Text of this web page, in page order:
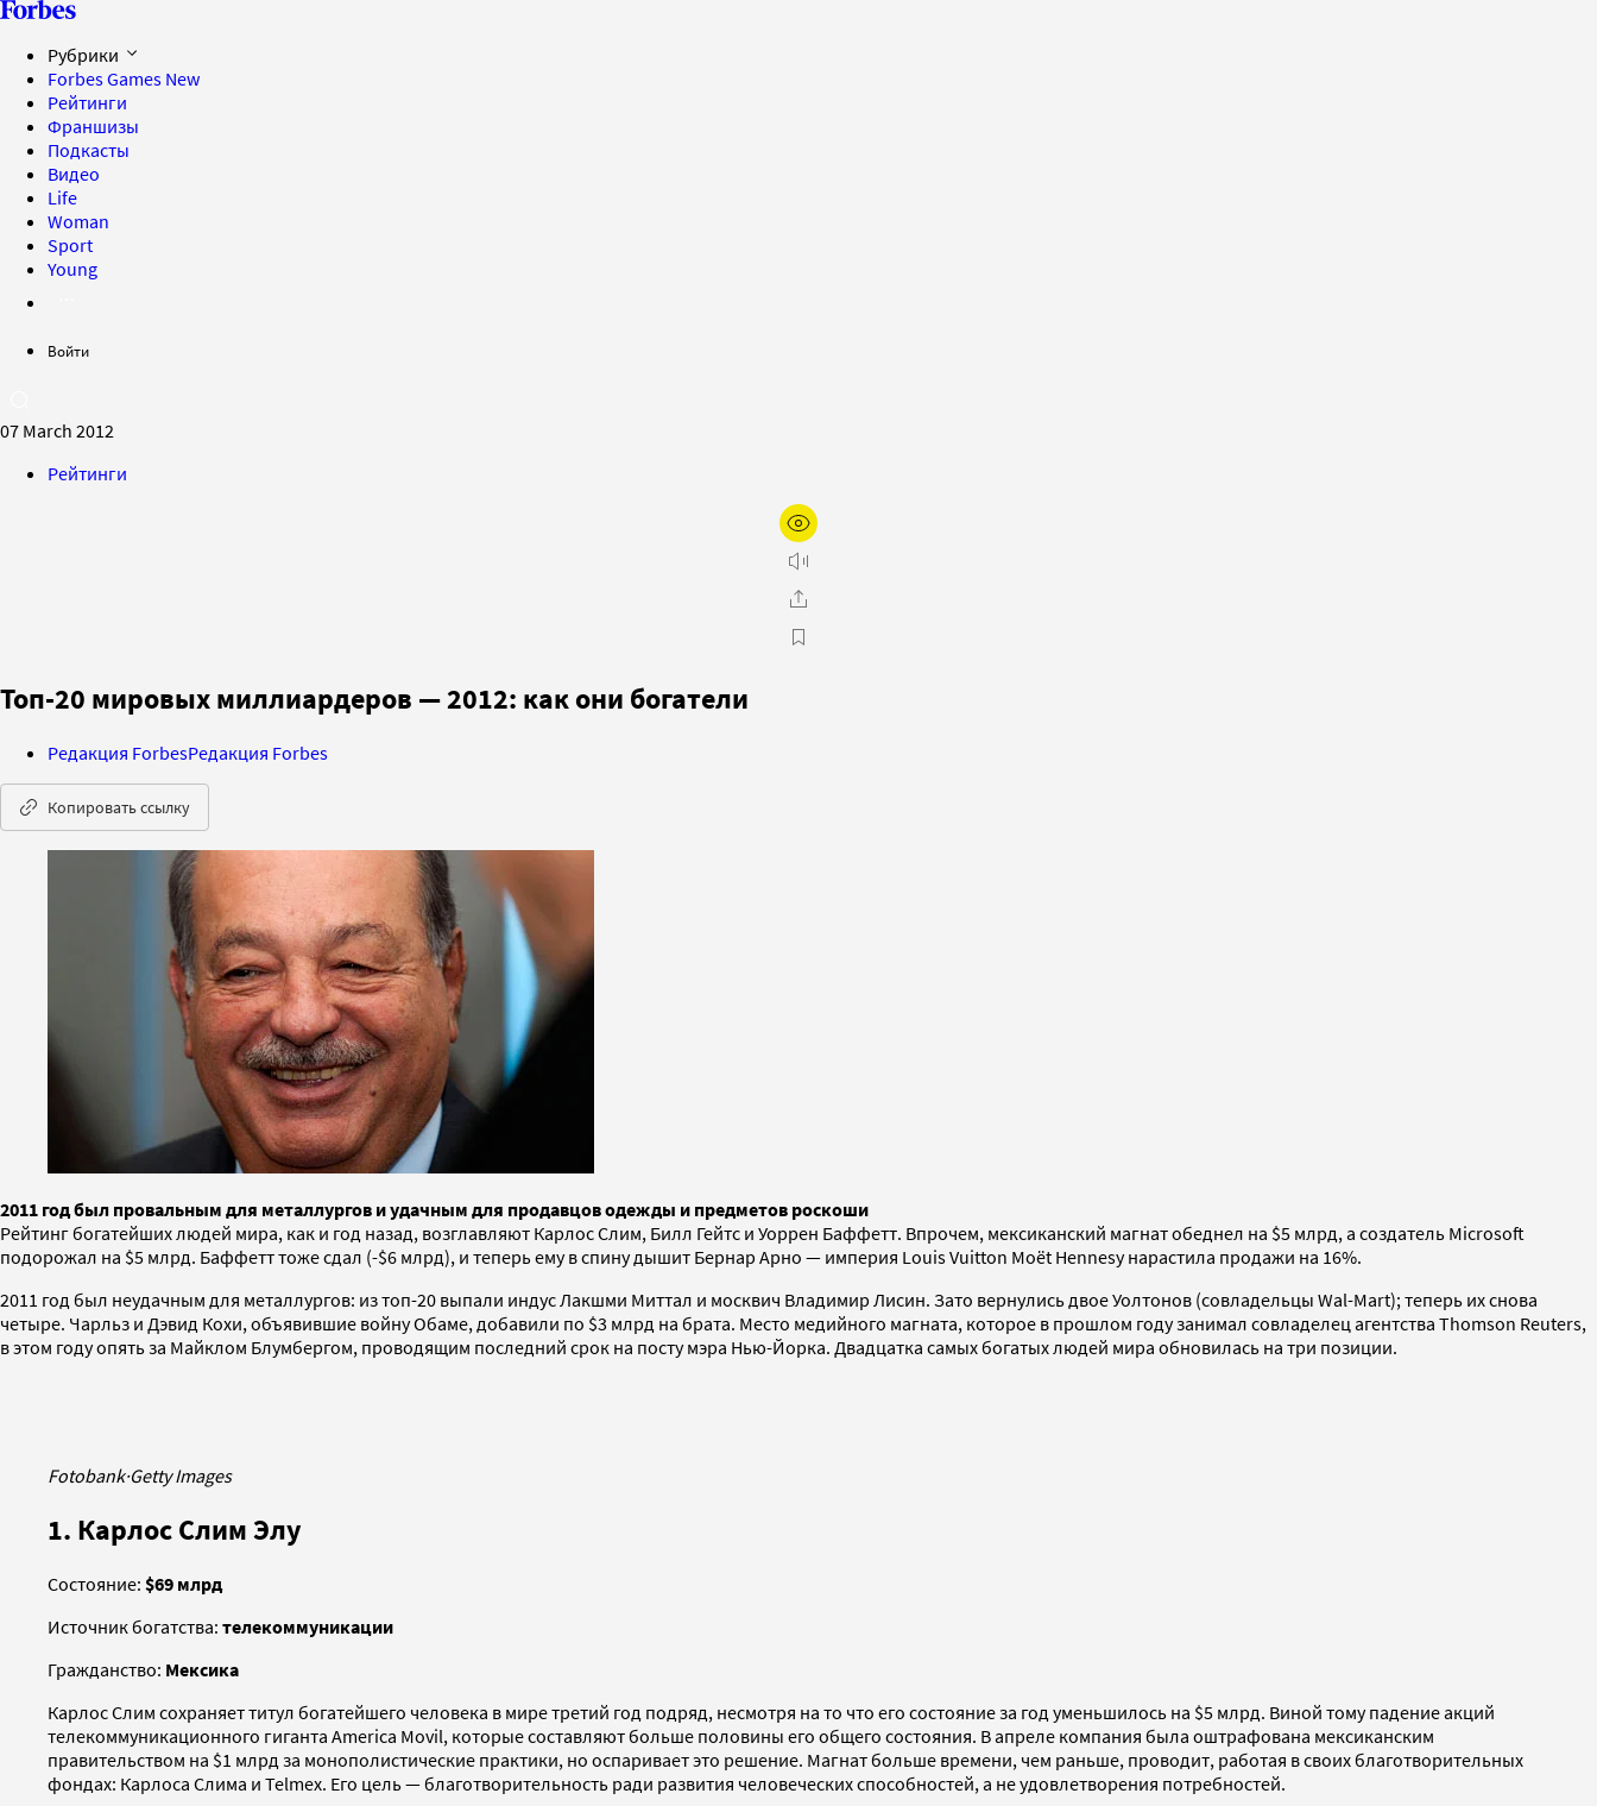
Рубрики
Forbes Games New
Рейтинги
Франшизы
Подкасты
Видео
Life
Woman
Sport
Young
Войти
07 March 2012
Рейтинги
Топ-20 мировых миллиардеров — 2012: как они богатели
Редакция ForbesРедакция Forbes
Копировать ссылку
2011 год был провальным для металлургов и удачным для продавцов одежды и предметов роскоши
Рейтинг богатейших людей мира, как и год назад, возглавляют Карлос Слим, Билл Гейтс и Уоррен Баффетт. Впрочем, мексиканский магнат обеднел на $5 млрд, а создатель Microsoft
подорожал на $5 млрд. Баффетт тоже сдал (-$6 млрд), и теперь ему в спину дышит Бернар Арно — империя Louis Vuitton Moët Hennesy нарастила продажи на 16%.
2011 год был неудачным для металлургов: из топ-20 выпали индус Лакшми Миттал и москвич Владимир Лисин. Зато вернулись двое Уолтонов (совладельцы Wal-Mart); теперь их снова
четыре. Чарльз и Дэвид Кохи, объявившие войну Обаме, добавили по $3 млрд на брата. Место медийного магната, которое в прошлом году занимал совладелец агентства Thomson Reuters,
в этом году опять за Майклом Блумбергом, проводящим последний срок на посту мэра Нью-Йорка. Двадцатка самых богатых людей мира обновилась на три позиции.
Fotobank·Getty Images
1. Карлос Слим Элу
Состояние: $69 млрд
Источник богатства: телекоммуникации
Гражданство: Мексика
Карлос Слим сохраняет титул богатейшего человека в мире третий год подряд, несмотря на то что его состояние за год уменьшилось на $5 млрд. Виной тому падение акций
телекоммуникационного гиганта America Movil, которые составляют больше половины его общего состояния. В апреле компания была оштрафована мексиканским
правительством на $1 млрд за монополистические практики, но оспаривает это решение. Магнат больше времени, чем раньше, проводит, работая в своих благотворительных
фондах: Карлоса Слима и Telmex. Его цель — благотворительность ради развития человеческих способностей, а не удовлетворения потребностей.